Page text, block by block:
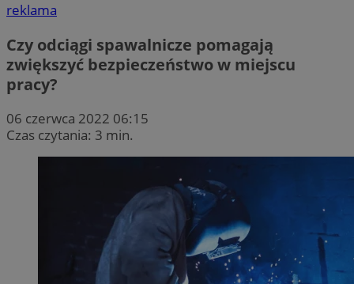
reklama
Czy odciągi spawalnicze pomagają
zwiększyć bezpieczeństwo w miejscu
pracy?
06 czerwca 2022 06:15
Czas czytania: 3 min.